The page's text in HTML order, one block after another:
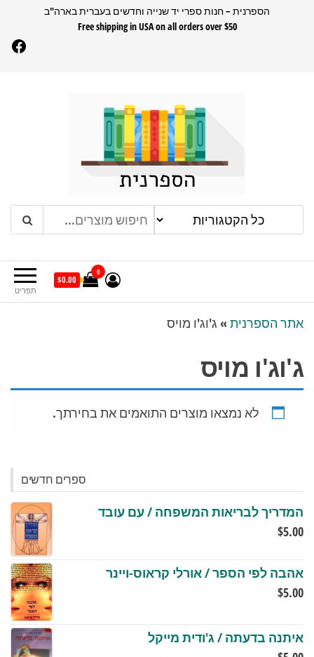
הספרנית – חנות ספרי יד שנייה וחדשים בעברית בארה"ב
Free shipping in USA on all orders over $50
הספרנית
תפריט
0
$0.00
אתר הספרנית » ג'וג'ו מויס
ג'וג'ו מויס
לא נמצאו מוצרים התואמים את בחירתך.
ספרים חדשים
המדריך לבריאות המשפחה / עם עובד
$5.00
אהבה לפי הספר / אורלי קראוס-ויינר
$5.00
איתנה בדעתה / ג'ודית מייקל